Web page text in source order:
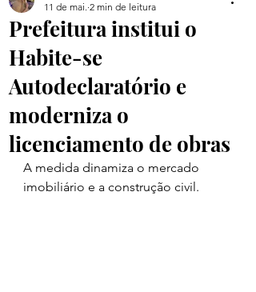
Prefeitura institui o
Habite-se
Autodeclaratório e
moderniza o
licenciamento de obras
11 de mai. 2 min de leitura
A medida dinamiza o mercado
imobiliário e a construção civil.